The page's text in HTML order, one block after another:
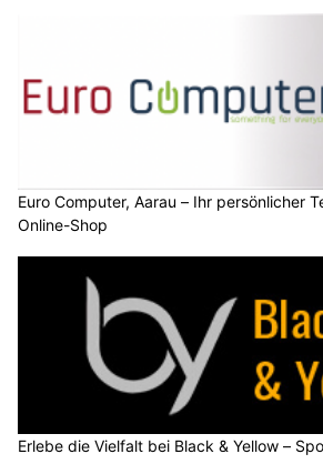
Euro Computer, Aarau – Ihr persönlicher
Online-Shop
Erlebe die Vielfalt bei Black & Yellow –